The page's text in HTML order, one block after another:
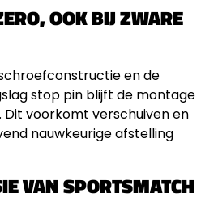
OOK BIJ ZWARE
en de
stop pin blijft de montage
Dit voorkomt verschuiven en
nauwkeurige afstelling
VAN SPORTSMATCH